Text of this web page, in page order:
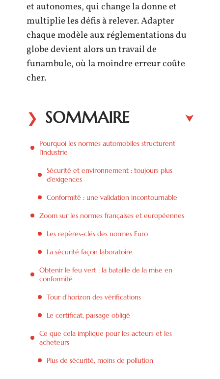
et autonomes, qui change la donne et
multiplie les défis à relever. Adapter
chaque modèle aux réglementations du
globe devient alors un travail de
funambule, où la moindre erreur coûte
cher.
SOMMAIRE
Pourquoi les normes automobiles structurent
l’industrie
Sécurité et environnement : toujours plus
d’exigences
Conformité : une validation incontournable
Zoom sur les normes françaises et européennes
Les repères-clés des normes Euro
La sécurité façon laboratoire
Obtenir le feu vert : la bataille de la mise en
conformité
Tour d’horizon des vérifications
Le certificat, passage obligé
Ce que cela implique pour les acteurs et les
acheteurs
Plus de sécurité, moins de pollution